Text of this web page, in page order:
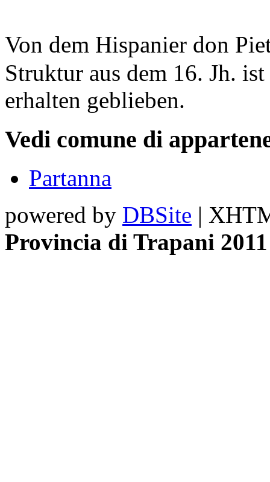
Von dem Hispanier don
Struktur aus dem 16. Jh. ist
erhalten geblieben.
Vedi comune di
Partanna
powered by DBSite |
Provincia di Trapani 2011